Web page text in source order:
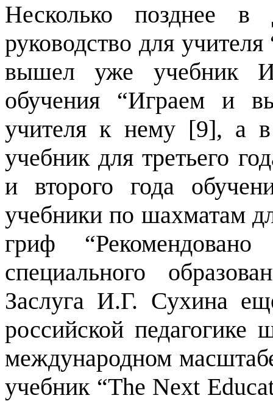
Несколько позднее
руководство для
вышел уже учебник
обучения “Играем и
учителя к нему [9], а
учебник для третьего
и второго года
учебники по шахматам
гриф
специального
Заслуга И.Г. Сухина
российской
международном
учебник “The Next